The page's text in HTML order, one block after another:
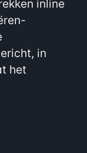
inline
in
het